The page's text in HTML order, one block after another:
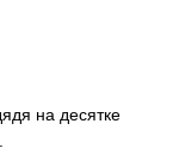
на десятке